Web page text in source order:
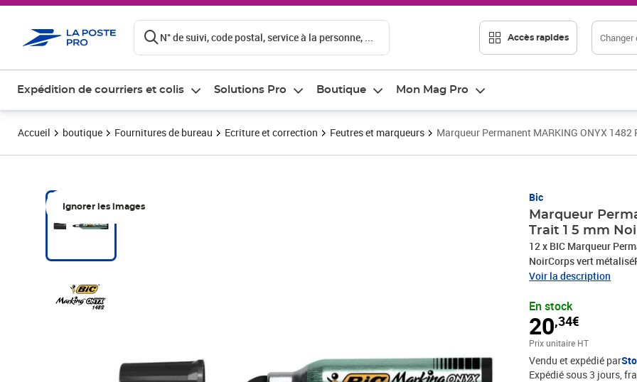
N° de suivi, code postal, service à la personne, ... Accès rapides Changer
Expédition de courriers et colis Solutions Pro Boutique Mon Mag Pro
Accueil boutique Fournitures de bureau Ecriture et correction Feutres et marqueurs Marqueur Permanent MARKING ONYX
Ignorer les images
Bic
Marqueur
Trait 1 5 mm
12 x BIC Marqueur
NoirCorps vert
papier, carton,verre,
Voir la description
En stock
20,34€
Prix 20,34€
Prix unitaire HT
Vendu et expédié par
Expédié sous 3 jours,